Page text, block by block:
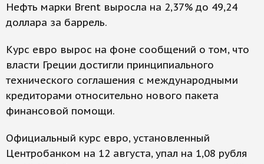
Нефть марки Brent выросла на 2,37% до 49,24
доллара за баррель.
Курс евро вырос на фоне сообщений о том, что
власти Греции достигли принципиального
технического соглашения с международными
кредиторами относительно нового пакета
финансовой помощи.
Официальный курс евро, установленный
Центробанком на 12 августа, упал на 1,08 рубля